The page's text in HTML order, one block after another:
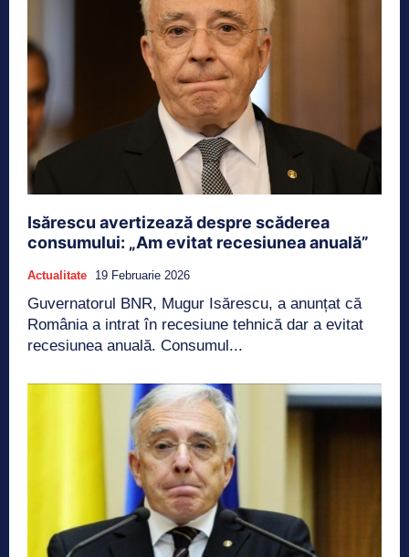
Isărescu avertizează despre scăderea
consumului: „Am evitat recesiunea anuală”
Actualitate 19 Februarie 2026
Guvernatorul BNR, Mugur Isărescu, a anunțat că
România a intrat în recesiune tehnică dar a evitat
recesiunea anuală. Consumul...